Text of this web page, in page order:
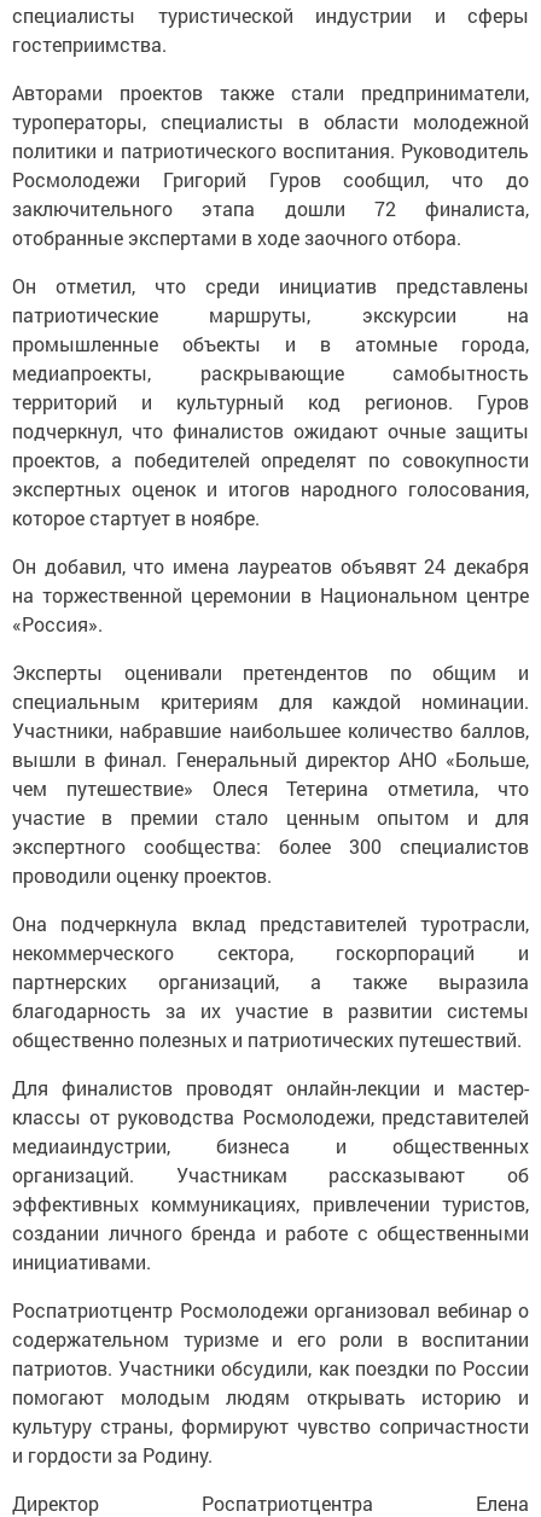
специалисты туристической индустрии и сферы
гостеприимства.
Авторами проектов также стали предприниматели,
туроператоры, специалисты в области молодежной
политики и патриотического воспитания. Руководитель
Росмолодежи Григорий Гуров сообщил, что до
заключительного этапа дошли 72 финалиста,
отобранные экспертами в ходе заочного отбора.
Он отметил, что среди инициатив представлены
патриотические маршруты, экскурсии на
промышленные объекты и в атомные города,
медиапроекты, раскрывающие самобытность
территорий и культурный код регионов. Гуров
подчеркнул, что финалистов ожидают очные защиты
проектов, а победителей определят по совокупности
экспертных оценок и итогов народного голосования,
которое стартует в ноябре.
Он добавил, что имена лауреатов объявят 24 декабря
на торжественной церемонии в Национальном центре
«Россия».
Эксперты оценивали претендентов по общим и
специальным критериям для каждой номинации.
Участники, набравшие наибольшее количество баллов,
вышли в финал. Генеральный директор АНО «Больше,
чем путешествие» Олеся Тетерина отметила, что
участие в премии стало ценным опытом и для
экспертного сообщества: более 300 специалистов
проводили оценку проектов.
Она подчеркнула вклад представителей туротрасли,
некоммерческого сектора, госкорпораций и
партнерских организаций, а также выразила
благодарность за их участие в развитии системы
общественно полезных и патриотических путешествий.
Для финалистов проводят онлайн-лекции и мастер-
классы от руководства Росмолодежи, представителей
медиаиндустрии, бизнеса и общественных
организаций. Участникам рассказывают об
эффективных коммуникациях, привлечении туристов,
создании личного бренда и работе с общественными
инициативами.
Роспатриотцентр Росмолодежи организовал вебинар о
содержательном туризме и его роли в воспитании
патриотов. Участники обсудили, как поездки по России
помогают молодым людям открывать историю и
культуру страны, формируют чувство сопричастности
и гордости за Родину.
Директор Роспатриотцентра Елена